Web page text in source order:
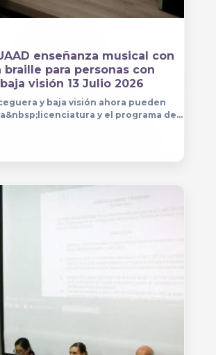
enseñanza musical con
para personas con
visión 13 Julio 2026
y baja visión ahora pueden
y el programa de